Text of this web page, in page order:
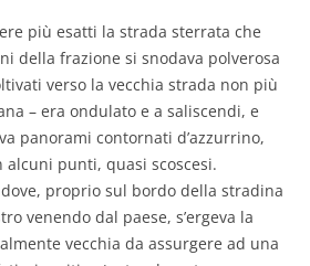
più esatti la strada sterrata che
della frazione si snodava polverosa
verso la vecchia strada non più
– era ondulato e a saliscendi, e
panorami contornati d’azzurrino,
punti, quasi scoscesi.
dove, proprio sul bordo della stradina
venendo dal paese, s’ergeva la
vecchia da assurgere ad una